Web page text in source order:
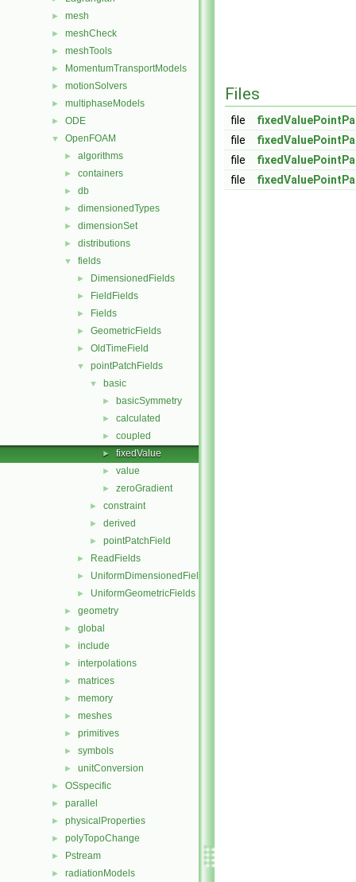
► mesh
► meshCheck
► meshTools
► MomentumTransportModels
► motionSolvers
► multiphaseModels
► ODE
▼ OpenFOAM
► algorithms
► containers
► db
► dimensionedTypes
► dimensionSet
► distributions
▼ fields
► DimensionedFields
► FieldFields
► Fields
► GeometricFields
► OldTimeField
▼ pointPatchFields
▼ basic
► basicSymmetry
► calculated
► coupled
► fixedValue
► value
► zeroGradient
► constraint
► derived
► pointPatchField
► ReadFields
► UniformDimensionedFields
► UniformGeometricFields
► geometry
► global
► include
► interpolations
► matrices
► memory
► meshes
► primitives
► symbols
► unitConversion
► OSspecific
► parallel
► physicalProperties
► polyTopoChange
► Pstream
► radiationModels
Files
file
file
file
file